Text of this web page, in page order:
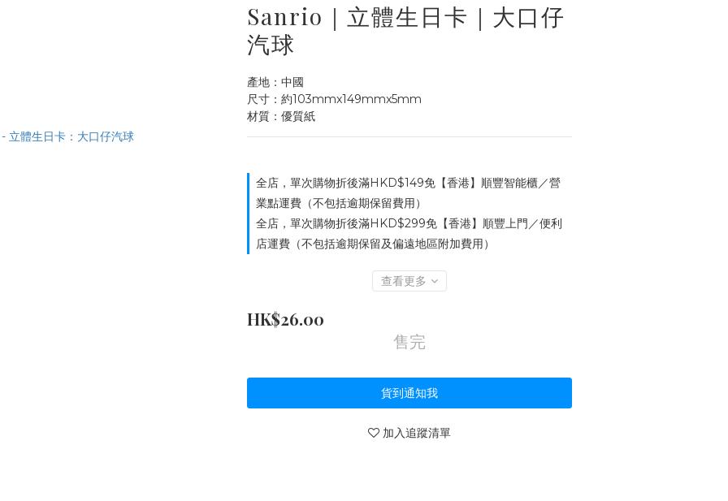
Sanrio｜立體生日卡｜大口仔
汽球
產地：中國
尺寸：約103mmx149mmx5mm
材質：優質紙
全店，單次購物折後滿HKD$149免【香港】順豐智能櫃／營
業點運費（不包括逾期保留費用）
全店，單次購物折後滿HKD$299免【香港】順豐上門／便利
店運費（不包括逾期保留及偏遠地區附加費用）
查看更多
HK$26.00
售完
貨到通知我
加入追蹤清單